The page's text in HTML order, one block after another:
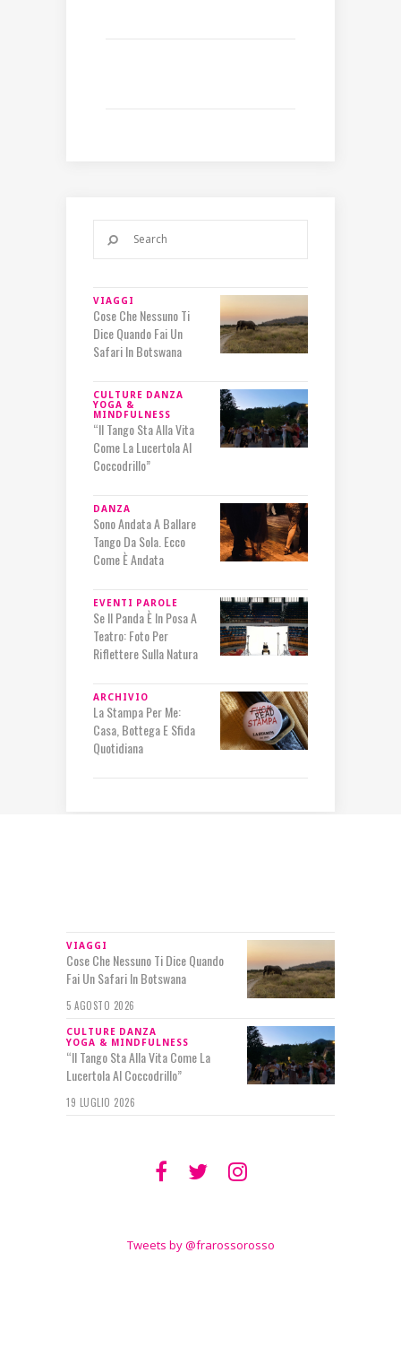
VIAGGI
Cose Che Nessuno Ti
Dice Quando Fai Un
Safari In Botswana
CULTURE DANZA
YOGA &
MINDFULNESS
“Il Tango Sta Alla Vita
Come La Lucertola Al
Coccodrillo”
DANZA
Sono Andata A Ballare
Tango Da Sola. Ecco
Come È Andata
EVENTI PAROLE
Se Il Panda È In Posa A
Teatro: Foto Per
Riflettere Sulla Natura
ARCHIVIO
La Stampa Per Me:
Casa, Bottega E Sfida
Quotidiana
VIAGGI
Cose Che Nessuno Ti Dice Quando
Fai Un Safari In Botswana
5 AGOSTO 2026
CULTURE DANZA
YOGA & MINDFULNESS
“Il Tango Sta Alla Vita Come La
Lucertola Al Coccodrillo”
19 LUGLIO 2026
Tweets by @frarossorosso